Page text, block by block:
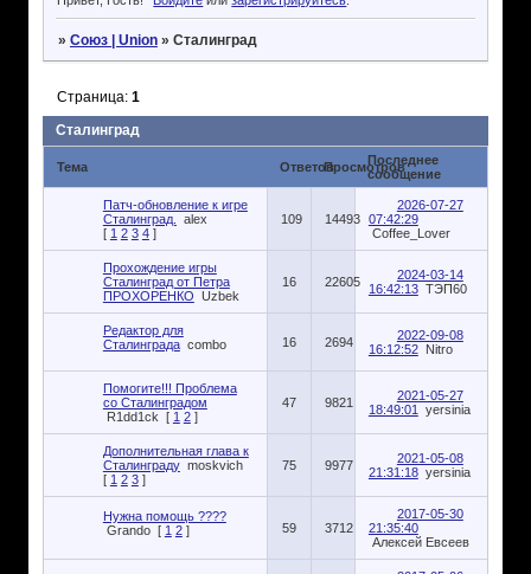
» Союз | Union » Сталинград
Сталинград
Страница: 1
Тема ОтветовПросмотровПоследнее
сообщение
Патч-обновление к игре
Сталинград.
alex
[ 1 2 3 4 ]
109 14493
2026-07-27
07:42:29
Coffee_Lover
Прохождение игры
Сталинград от Петра
ПРОХОРЕНКО Uzbek
16 22605
2024-03-14
16:42:13 ТЭП60
Редактор для
Сталинграда combo 16 2694
2022-09-08
16:12:52 Nitro
Помогите!!! Проблема
со Сталинградом
R1dd1ck [ 1 2 ]
47 9821
2021-05-27
18:49:01
yersinia
Дополнительная глава к
Сталинграду moskvich
[ 1 2 3 ]
75 9977
2021-05-08
21:31:18 yersinia
Нужна помощь ????
Grando [ 1 2 ] 59 3712
2017-05-30
21:35:40
Алексей Евсеев